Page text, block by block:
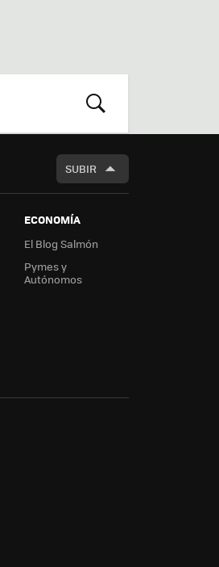
BUSCAR
SUBIR
ECONOMÍA
El Blog Salmón
Pymes y
Autónomos